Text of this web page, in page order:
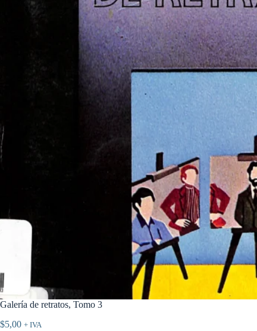
Galería de retratos, Tomo 3
$5,00 + IVA